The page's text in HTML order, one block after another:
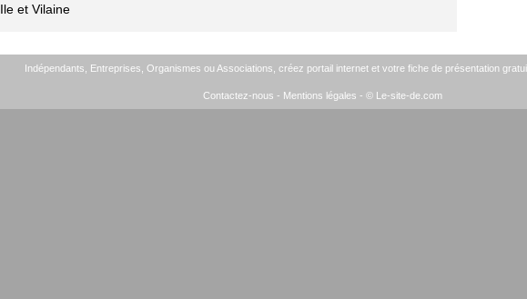
Ile et Vilaine
Indépendants, Entreprises, Organismes ou Associations, créez portail internet et votre fiche de présentation
Contactez-nous - Mentions légales - © Le-site-de.com